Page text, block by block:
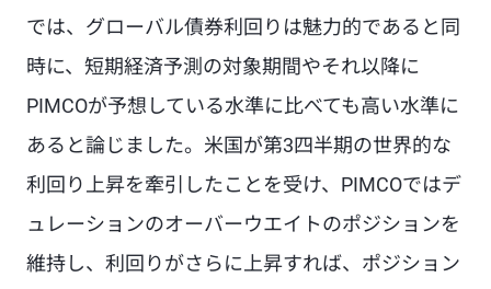
では、グローバル債券利回りは魅力的であると同
時に、短期経済予測の対象期間やそれ以降に
PIMCOが予想している水準に比べても高い水準に
あると論じました。米国が第3四半期の世界的な
利回り上昇を牽引したことを受け、PIMCOではデ
ュレーションのオーバーウエイトのポジションを
維持し、利回りがさらに上昇すれば、ポジション